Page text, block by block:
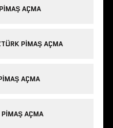
AÇMA
PIMAŞ AÇMA
AÇMA
PIMAŞ AÇMA